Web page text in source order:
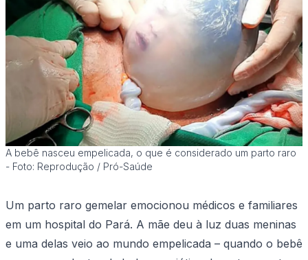
A bebê nasceu empelicada, o que é considerado um parto raro
- Foto: Reprodução / Pró-Saúde
Um parto raro gemelar emocionou médicos e familiares
em um hospital do Pará. A mãe deu à luz duas meninas
e uma delas veio ao mundo empelicada – quando o bebê